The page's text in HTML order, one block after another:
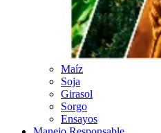
Maíz
Soja
Girasol
Sorgo
Ensayos